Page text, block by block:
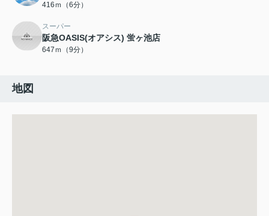
416ｍ（6分）
スーパー
阪急OASIS(オアシス) 蛍ヶ池店
647ｍ（9分）
地図